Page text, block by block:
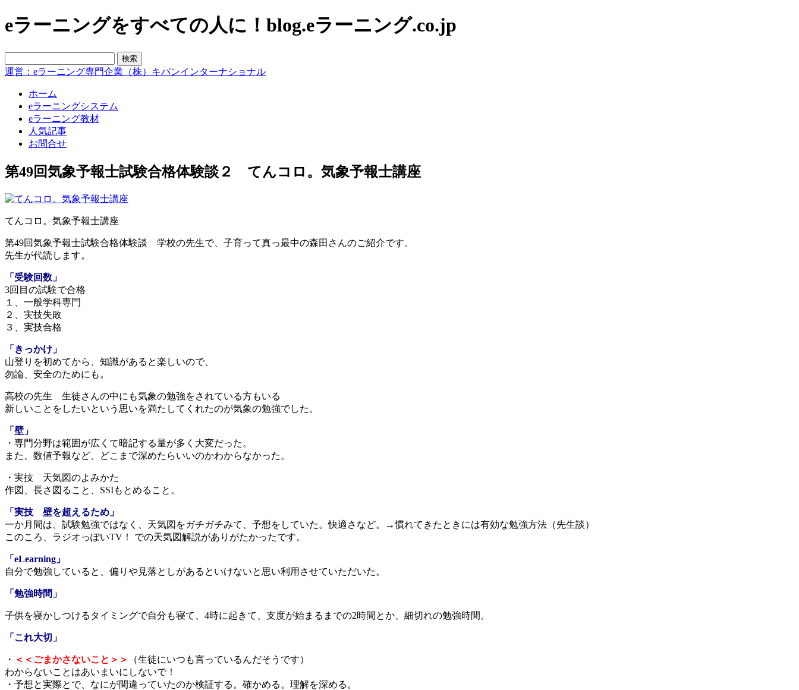
eラーニングをすべての人に！blog.eラーニング.co.jp
運営：eラーニング専門企業（株）キバンインターナショナル
ホーム
eラーニングシステム
eラーニング教材
人気記事
お問合せ
第49回気象予報士試験合格体験談２ てんコロ。気象予報士講座
てんコロ。気象予報士講座
第49回気象予報士試験合格体験談 学校の先生で、子育って真っ最中の森田さんのご紹介です。
先生が代読します。
「受験回数」
3回目の試験で合格
１、一般学科専門
２、実技失敗
３、実技合格
「きっかけ」
山登りを初めてから、知識があると楽しいので、
勿論、安全のためにも。
高校の先生 生徒さんの中にも気象の勉強をされている方もいる
新しいことをしたいという思いを満たしてくれたのが気象の勉強でした。
「壁」
・専門分野は範囲が広くて暗記する量が多く大変だった。
また、数値予報など、どこまで深めたらいいのかわからなかった。
・実技 天気図のよみかた
作図、長さ図ること、SSIもとめること。
「実技 壁を超えるため」
一か月間は、試験勉強ではなく、天気図をガチガチみて、予想をしていた。快適さなど。→慣れてきたときには有効な勉強方法（先生談）
このころ、ラジオっぽいTV！ での天気図解説がありがたかったです。
「eLearning」
自分で勉強していると、偏りや見落としがあるといけないと思い利用させていただいた。
「勉強時間」
子供を寝かしつけるタイミングで自分も寝て、4時に起きて、支度が始まるまでの2時間とか、細切れの勉強時間。
「これ大切」
・ ＜＜ごまかさないこと＞＞
（生徒にいつも言っているんだそうです）
わからないことはあいまいにしないで！
・予想と実際とで、なにが間違っていたのか検証する。確かめる。理解を深める。